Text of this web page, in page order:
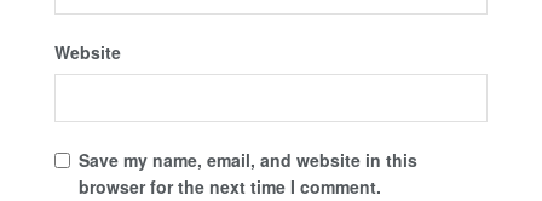
Website
Save my name, email, and website in this
browser for the next time I comment.